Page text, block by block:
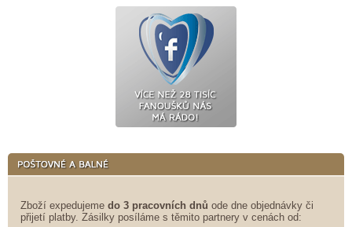
Zboží expedujeme do 3 pracovních dnů ode dne objednávky či
přijetí platby. Zásilky posíláme s těmito partnery v cenách od: